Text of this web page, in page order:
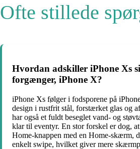
Ofte stillede
Hvordan adskiller iPhone Xs
forgænger, iPhone X?
iPhone Xs følger i fodsporene på
design i rustfrit stål, forstærket glas og
har også et fuldt beseglet vand- og
klar til eventyr. En stor forskel er dog,
Home-knappen med en Home-skærm,
enkelt swipe, hvilket giver mere